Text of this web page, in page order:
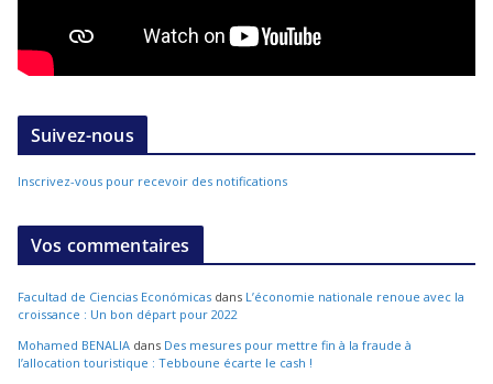
Suivez-nous
Inscrivez-vous pour recevoir des notifications
Vos commentaires
Facultad de Ciencias Económicas dans L’économie nationale renoue avec la
croissance : Un bon départ pour 2022
Mohamed BENALIA dans Des mesures pour mettre fin à la fraude à
l’allocation touristique : Tebboune écarte le cash !